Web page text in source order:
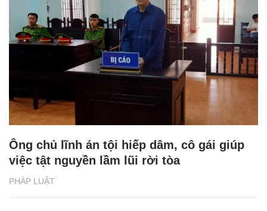
PHÁP LUẬT
Ông chủ lĩnh án tội hiếp dâm, cô gái giúp
việc tật nguyền lầm lũi rời tòa